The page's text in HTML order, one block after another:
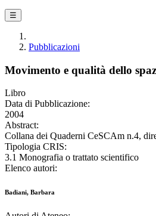
☰
Pubblicazioni
Movimento e qualità dello
Libro
Data di Pubblicazione:
2004
Abstract:
Collana dei Quaderni CeSCAm n.4,
Tipologia CRIS:
3.1 Monografia o trattato scientifico
Elenco autori:
Badiani, Barbara